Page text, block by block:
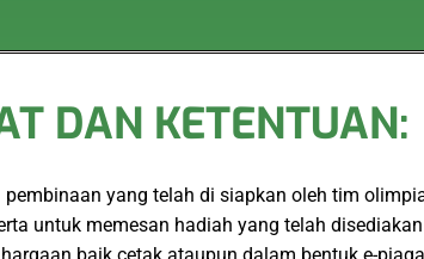
DAN KETENTUAN:
yang telah di siapkan oleh tim
untuk memesan hadiah yang telah